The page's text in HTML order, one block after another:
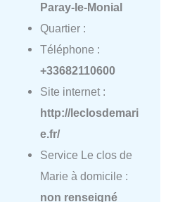
Paray-le-Monial
Quartier :
Téléphone :
+33682110600
Site internet :
http://leclosdemari
e.fr/
Service Le clos de
Marie à domicile :
non renseigné